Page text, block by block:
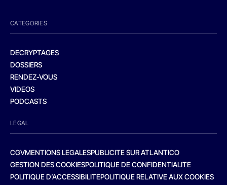
CATEGORIES
DECRYPTAGES
DOSSIERS
RENDEZ-VOUS
VIDEOS
PODCASTS
LEGAL
CGVMENTIONS LEGALESPUBLICITE SUR ATLANTICO
GESTION DES COOKIESPOLITIQUE DE CONFIDENTIALITE
POLITIQUE D’ACCESSIBILITEPOLITIQUE RELATIVE AUX COOKIES